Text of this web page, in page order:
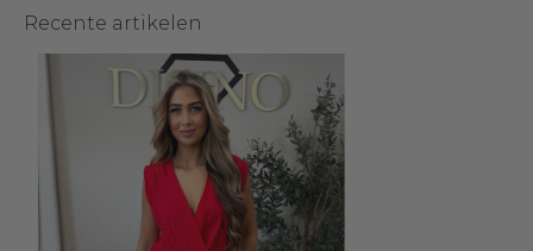
Recente artikelen